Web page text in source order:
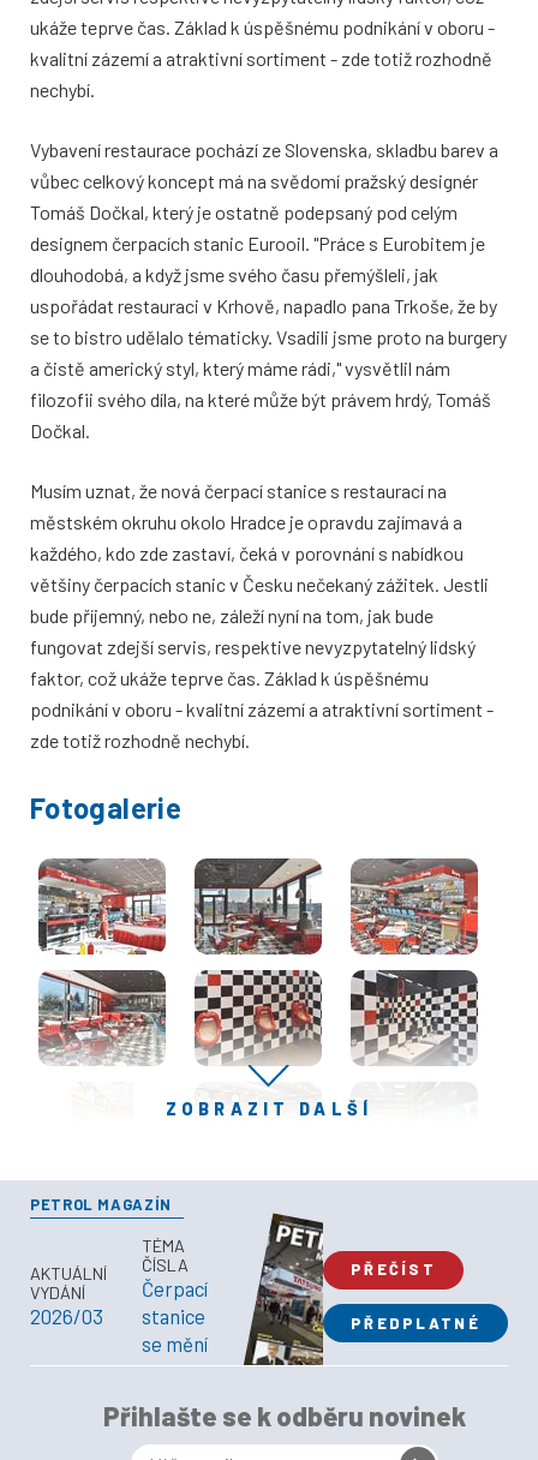
ukáže teprve čas. Základ k úspěšnému podnikání v oboru -
kvalitní zázemí a atraktivní sortiment - zde totiž rozhodně
nechybí.
Vybavení restaurace pochází ze Slovenska, skladbu barev a
vůbec celkový koncept má na svědomí pražský designér
Tomáš Dočkal, který je ostatně podepsaný pod celým
designem čerpacích stanic Eurooil. "Práce s Eurobitem je
dlouhodobá, a když jsme svého času přemýšleli, jak
uspořádat restauraci v Krhově, napadlo pana Trkoše, že by
se to bistro udělalo tématicky. Vsadili jsme proto na burgery
a čistě americký styl, který máme rádi," vysvětlil nám
filozofii svého díla, na které může být právem hrdý, Tomáš
Dočkal.
Musím uznat, že nová čerpací stanice s restaurací na
městském okruhu okolo Hradce je opravdu zajímavá a
každého, kdo zde zastaví, čeká v porovnání s nabídkou
většiny čerpacích stanic v Česku nečekaný zážitek. Jestli
bude příjemný, nebo ne, záleží nyní na tom, jak bude
fungovat zdejší servis, respektive nevyzpytatelný lidský
faktor, což ukáže teprve čas. Základ k úspěšnému
podnikání v oboru - kvalitní zázemí a atraktivní sortiment -
zde totiž rozhodně nechybí.
Fotogalerie
ZOBRAZIT DALŠÍ
PETROL MAGAZÍN
AKTUÁLNÍ
VYDÁNÍ
2026/03
TÉMA
ČÍSLA
Čerpací
stanice
se mění
PŘEČÍST
PŘEDPLATNÉ
Přihlašte se k odběru novinek